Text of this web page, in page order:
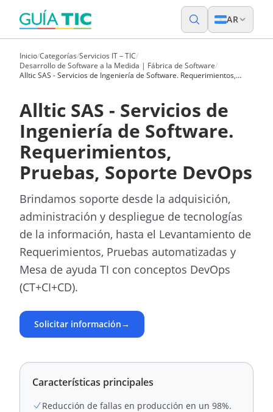
AR
Inicio/Categorías/Servicios IT – TIC/
Desarrollo de Software a la Medida | Fábrica de Software/
Alltic SAS - Servicios de Ingeniería de Software. Requerimientos,
Alltic SAS - Servicios de
Ingeniería de Software.
Requerimientos,
Pruebas, Soporte DevOps
Brindamos soporte desde la adquisición,
administración y despliegue de tecnologías
de la información, hasta el Levantamiento de
Requerimientos, Pruebas automatizadas y
Mesa de ayuda TI con conceptos DevOps
(CT+CI+CD).
Solicitar información→
Características principales
Reducción de fallas en producción en un 98%.